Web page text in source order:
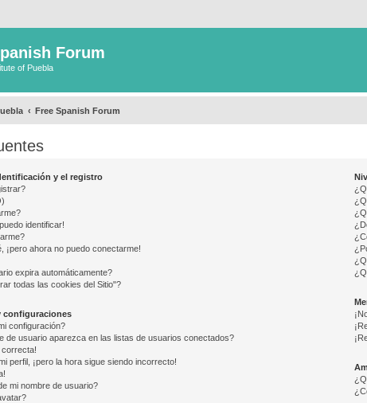
Forum
of Puebla
Free Spanish Forum
y el registro
identificar!
¡pero ahora no puedo conectarme!
expira automáticamente?
todas las cookies del Sitio"?
configuraciones
configuración?
de usuario aparezca en las listas de usuarios conectados?
correcta!
perfil, ¡pero la hora sigue siendo incorrecto!
mi nombre de usuario?